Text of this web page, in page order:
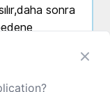
sonra
anlarız.